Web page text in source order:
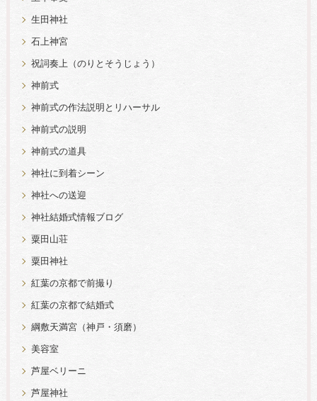
生田神社
石上神宮
祝詞奏上（のりとそうじょう）
神前式
神前式の作法説明とリハーサル
神前式の説明
神前式の道具
神社に到着シーン
神社への送迎
神社結婚式情報ブログ
粟田山荘
粟田神社
紅葉の京都で前撮り
紅葉の京都で結婚式
綱敷天満宮（神戸・須磨）
美容室
芦屋ベリーニ
芦屋神社